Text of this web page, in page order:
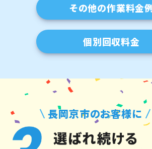
その他の作業料金
個別回収料金
長岡京市のお客様に